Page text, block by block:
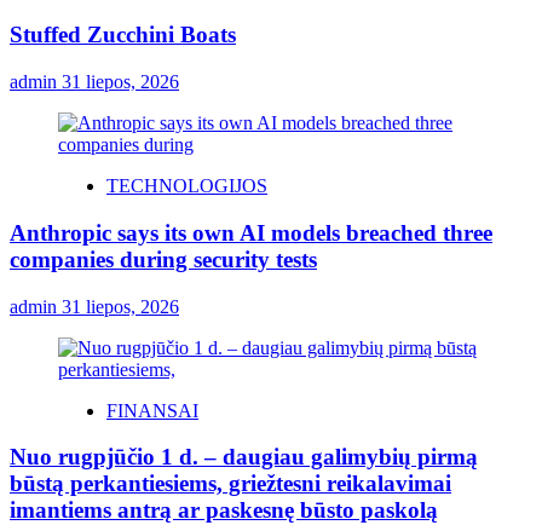
Stuffed Zucchini Boats
admin 31 liepos, 2026
TECHNOLOGIJOS
Anthropic says its own AI models breached three
companies during security tests
admin 31 liepos, 2026
FINANSAI
Nuo rugpjūčio 1 d. – daugiau galimybių pirmą
būstą perkantiesiems, griežtesni reikalavimai
imantiems antrą ar paskesnę būsto paskolą